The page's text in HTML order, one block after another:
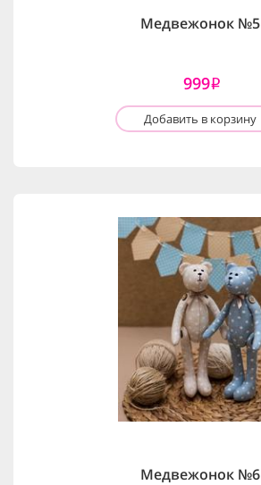
Медвежонок №5
999i
Добавить в корзину
Медвежонок №6